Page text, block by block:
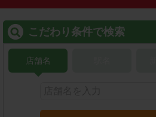
こだわり条件で検索
店舗名